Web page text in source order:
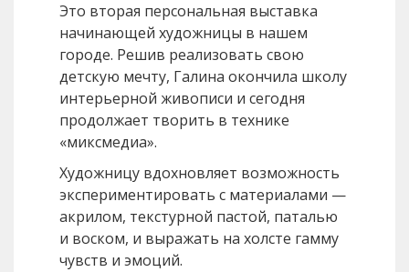
Это вторая персональная выставка
начинающей художницы в нашем
городе. Решив реализовать свою
детскую мечту, Галина окончила школу
интерьерной живописи и сегодня
продолжает творить в технике
«миксмедиа».
Художницу вдохновляет возможность
экспериментировать с материалами —
акрилом, текстурной пастой, паталью
и воском, и выражать на холсте гамму
чувств и эмоций.